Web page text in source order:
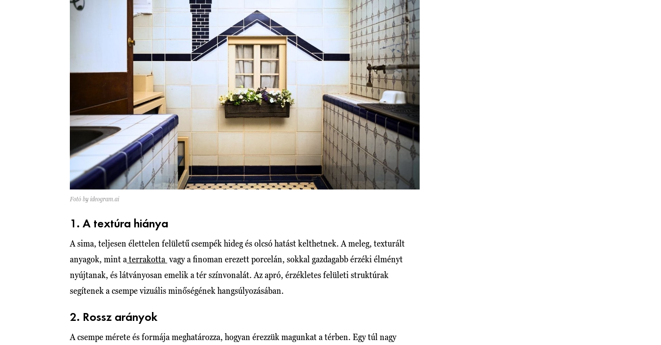
Fotó by ideogram.ai
1. A textúra hiánya
A sima, teljesen élettelen felületű csempék hideg és olcsó hatást kelthetnek. A meleg, texturált
anyagok, mint a terrakotta vagy a finoman erezett porcelán, sokkal gazdagabb érzéki élményt
nyújtanak, és látványosan emelik a tér színvonalát. Az apró, érzékletes felületi struktúrak
segítenek a csempe vizuális minőségének hangsúlyozásában.
2. Rossz arányok
A csempe mérete és formája meghatározza, hogyan érezzük magunkat a térben. Egy túl nagy